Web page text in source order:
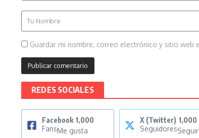
Guardar mi nombre, correo electrónico y sitio
REDES SOCIALES
Facebook 1,000
FansMe gusta
X (Twitter) 1,000
SeguidoresSeguir